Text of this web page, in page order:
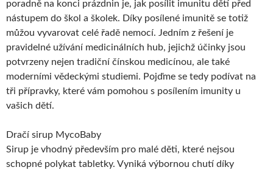
poradně na konci prázdnin je, jak posílit imunitu dětí před
nástupem do škol a školek. Díky posílené imunitě se totiž
můžou vyvarovat celé řadě nemocí. Jedním z řešení je
pravidelné užívání medicinálních hub, jejichž účinky jsou
potvrzeny nejen tradiční čínskou medicínou, ale také
moderními vědeckými studiemi. Pojďme se tedy podívat na
tři přípravky, které vám pomohou s posílením imunity u
vašich dětí.
Dračí sirup MycoBaby
Sirup je vhodný především pro malé děti, které nejsou
schopné polykat tabletky. Vyniká výbornou chutí díky